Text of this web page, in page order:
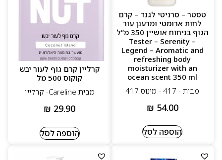
טסטר – סרניטי לגנד – קרם
לחות ארומטי ומרענן עור
הגוף בניחוח אושיין 350 מ”ל
– Tester – Serenity
Legend – Aromatic and
refreshing body
moisturizer with an
ocean scent 350 ml
מבית - 417 - מינוס 417
₪ 54.00
הוספה לסל
קרליין קרם גוף לעור יבש
קוקוס 500 מל
מבית Careline- קרליין
₪ 29.90
הוספה לסל